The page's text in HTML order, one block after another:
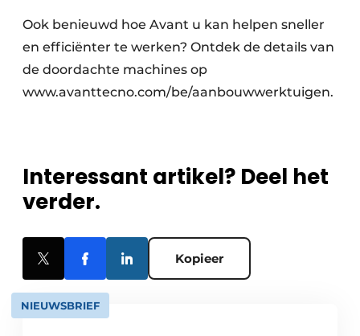
Ook benieuwd hoe Avant u kan helpen sneller
en efficiënter te werken? Ontdek de details van
de doordachte machines op
www.avanttecno.com/be/aanbouwwerktuigen.
Interessant artikel? Deel het
verder.
Kopieer
NIEUWSBRIEF